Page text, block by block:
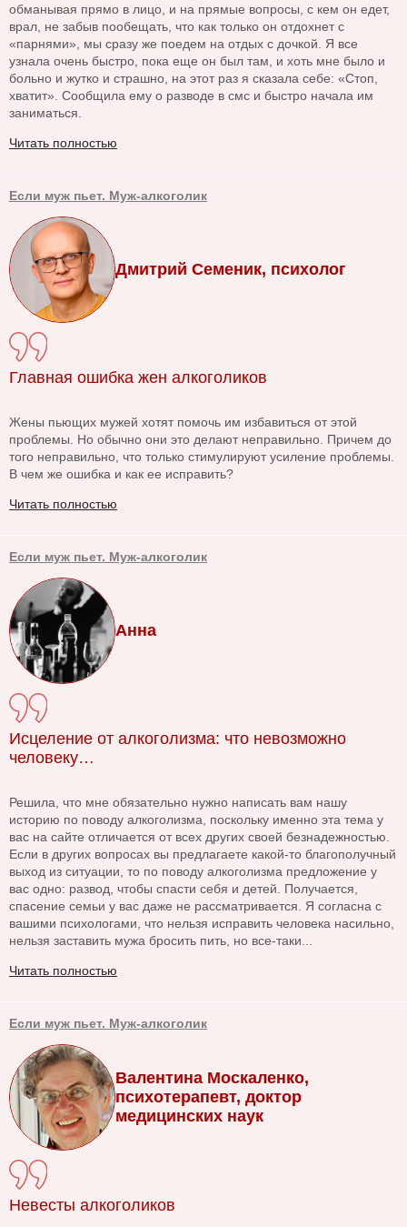
обманывая прямо в лицо, и на прямые вопросы, с кем он едет,
врал, не забыв пообещать, что как только он отдохнет с
«парнями», мы сразу же поедем на отдых с дочкой. Я все
узнала очень быстро, пока еще он был там, и хоть мне было и
больно и жутко и страшно, на этот раз я сказала себе: «Стоп,
хватит». Сообщила ему о разводе в смс и быстро начала им
заниматься.
Читать полностью
Если муж пьет. Муж-алкоголик
Дмитрий Семеник, психолог
Главная ошибка жен алкоголиков
Жены пьющих мужей хотят помочь им избавиться от этой
проблемы. Но обычно они это делают неправильно. Причем до
того неправильно, что только стимулируют усиление проблемы.
В чем же ошибка и как ее исправить?
Читать полностью
Если муж пьет. Муж-алкоголик
Анна
Исцеление от алкоголизма: что невозможно
человеку…
Решила, что мне обязательно нужно написать вам нашу
историю по поводу алкоголизма, поскольку именно эта тема у
вас на сайте отличается от всех других своей безнадежностью.
Если в других вопросах вы предлагаете какой-то благополучный
выход из ситуации, то по поводу алкоголизма предложение у
вас одно: развод, чтобы спасти себя и детей. Получается,
спасение семьи у вас даже не рассматривается. Я согласна с
вашими психологами, что нельзя исправить человека насильно,
нельзя заставить мужа бросить пить, но все-таки...
Читать полностью
Если муж пьет. Муж-алкоголик
Валентина Москаленко,
психотерапевт, доктор
медицинских наук
Невесты алкоголиков